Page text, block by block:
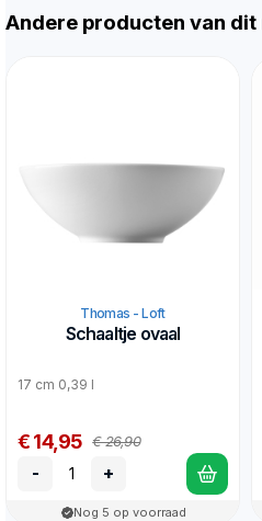
Andere producten van dit
Thomas - Loft
Schaaltje ovaal
17 cm 0,39 l
€ 14,95 € 26,90
- +
Nog 5 op voorraad